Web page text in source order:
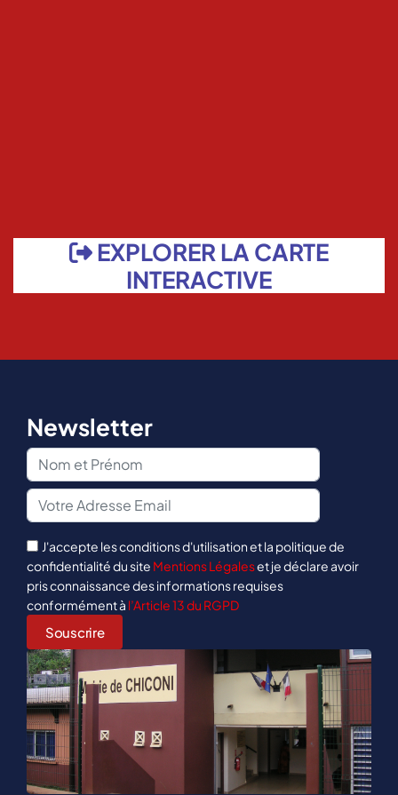
EXPLORER LA CARTE
INTERACTIVE
Newsletter
J'accepte les conditions d'utilisation et la politique de
confidentialité du site Mentions Légaleset je déclare avoir
pris connaissance des informations requises
conformément à l’Article 13 du RGPD